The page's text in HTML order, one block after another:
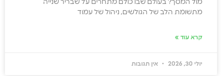
מול המסך? בעולם שבו כולם מתחרים על שבריר שנייה
מתשומת הלב של הגולשים, ניהול של עמוד
קרא עוד »
יולי 30, 2026 אין תגובות